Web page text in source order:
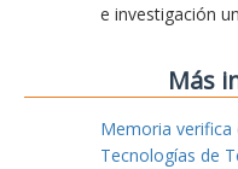
e investigación
Más
Memoria verifica
Tecnologías de